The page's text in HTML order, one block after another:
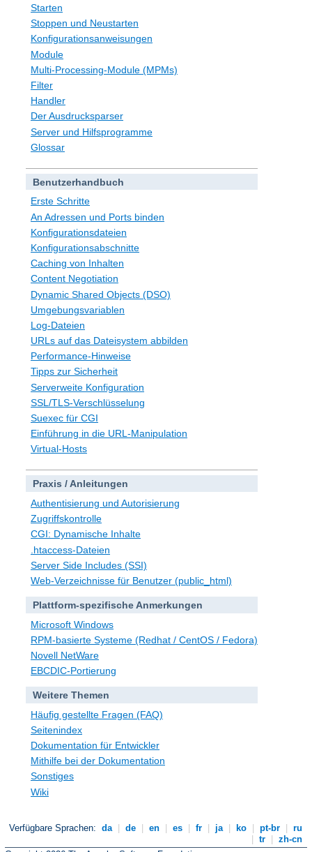
Starten
Stoppen und Neustarten
Konfigurationsanweisungen
Module
Multi-Processing-Module (MPMs)
Filter
Handler
Der Ausdrucksparser
Server und Hilfsprogramme
Glossar
Benutzerhandbuch
Erste Schritte
An Adressen und Ports binden
Konfigurationsdateien
Konfigurationsabschnitte
Caching von Inhalten
Content Negotiation
Dynamic Shared Objects (DSO)
Umgebungsvariablen
Log-Dateien
URLs auf das Dateisystem abbilden
Performance-Hinweise
Tipps zur Sicherheit
Serverweite Konfiguration
SSL/TLS-Verschlüsselung
Suexec für CGI
Einführung in die URL-Manipulation
Virtual-Hosts
Praxis / Anleitungen
Authentisierung und Autorisierung
Zugriffskontrolle
CGI: Dynamische Inhalte
.htaccess-Dateien
Server Side Includes (SSI)
Web-Verzeichnisse für Benutzer (public_html)
Plattform-spezifische Anmerkungen
Microsoft Windows
RPM-basierte Systeme (Redhat / CentOS / Fedora)
Novell NetWare
EBCDIC-Portierung
Weitere Themen
Häufig gestellte Fragen (FAQ)
Seitenindex
Dokumentation für Entwickler
Mithilfe bei der Dokumentation
Sonstiges
Wiki
Verfügbare Sprachen: da de en es fr ja ko pt-br
ru
tr
zh-cn